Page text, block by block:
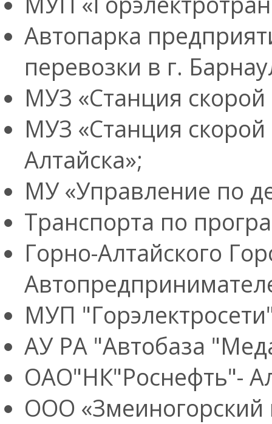
Автопарка
перевозки в г.
МУЗ «Станция
МУЗ «Станция
Алтайска»;
МУ «Управление по
Транспорта по
Горно-Алтайского
МУП
АУ РА "Автобаза
ОАО"НК"Роснефть"-
ООО